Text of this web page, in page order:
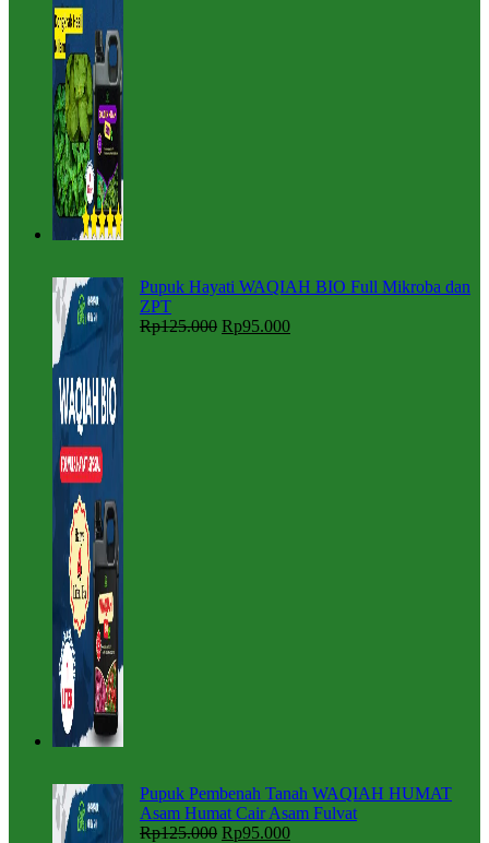
Pupuk Hayati WAQIAH BIO Full Mikroba dan
ZPT
Rp125.000 Rp95.000
Pupuk Pembenah Tanah WAQIAH HUMAT
Asam Humat Cair Asam Fulvat
Rp125.000 Rp95.000